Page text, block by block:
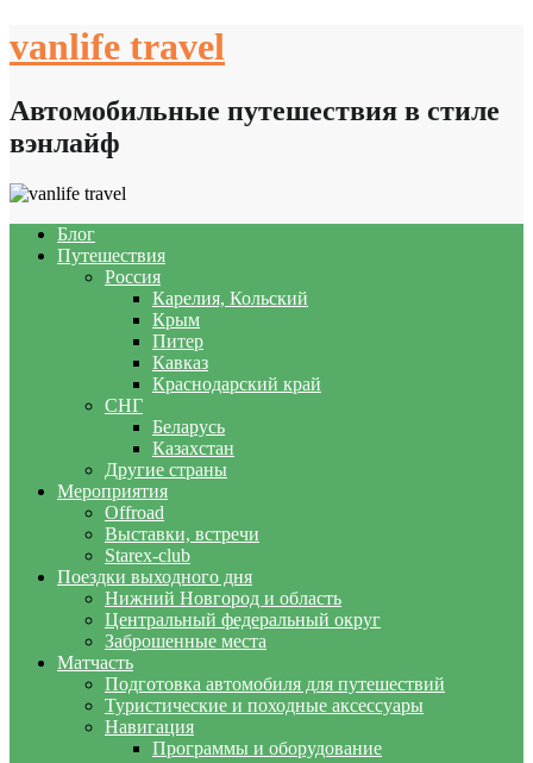
to
vanlife travel
Автомобильные путешествия в стиле
вэнлайф
Блог
Путешествия
Россия
Карелия, Кольский
Крым
Питер
Кавказ
Краснодарский край
СНГ
Беларусь
Казахстан
Другие страны
Мероприятия
Offroad
Выставки, встречи
Starex-club
Поездки выходного дня
Нижний Новгород и область
Центральный федеральный округ
Заброшенные места
Матчасть
Подготовка автомобиля для путешествий
Туристические и походные аксессуары
Навигация
Программы и оборудование